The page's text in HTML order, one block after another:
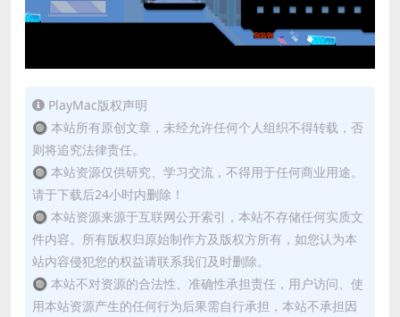
PlayMac版权声明
🔘 本站所有原创文章，未经允许任何个人组织不得转载，否
则将追究法律责任。
🔘 本站资源仅供研究、学习交流，不得用于任何商业用途。
请于下载后24小时内删除！
🔘 本站资源来源于互联网公开索引，本站不存储任何实质文
件内容。所有版权归原始制作方及版权方所有，如您认为本
站内容侵犯您的权益请联系我们及时删除。
🔘 本站不对资源的合法性、准确性承担责任，用户访问、使
用本站资源产生的任何行为后果需自行承担，本站不承担因